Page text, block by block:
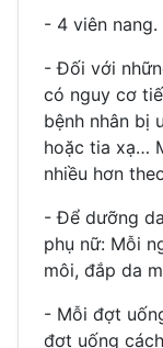
- 4 viên nang.
- Đối với
có nguy cơ
bệnh nhân bị
hoặc tia xạ…
nhiều hơn
- Để dưỡng
phụ nữ: Mỗi
môi, đắp da
- Mỗi đợt
đợt uống